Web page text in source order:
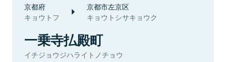
京都府
キョウトフ
京都市左京区
キョウトシサキョウク
一乗寺払殿町
イチジョウジハライトノチョウ